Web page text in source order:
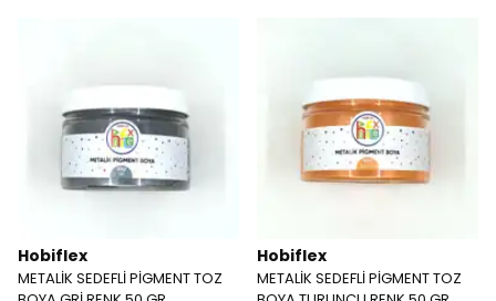
Hobiflex
METALİK SEDEFLİ PİGMENT TOZ
Hobiflex
METALİK SEDEFLİ PİGMENT TOZ